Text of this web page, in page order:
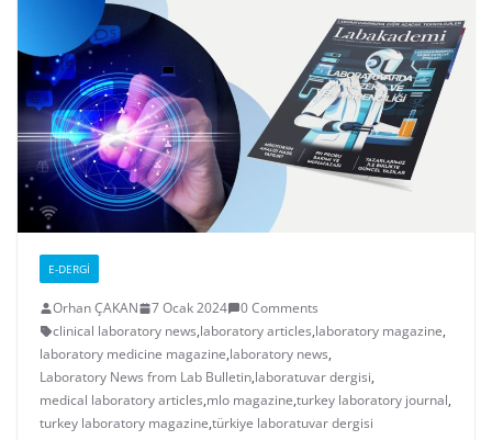
E-DERGI
Orhan ÇAKAN 7 Ocak 2024
0 Comments
clinical laboratory news,laboratory articles,laboratory magazine,
laboratory medicine magazine,laboratory news,
Laboratory News from Lab Bulletin,laboratuvar dergisi,
medical laboratory articles,mlo magazine,turkey laboratory journal,
turkey laboratory magazine,türkiye laboratuvar dergisi